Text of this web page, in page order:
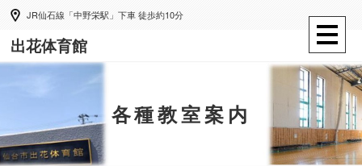
JR仙石線「中野栄駅」下車 徒歩約10分
出花体育館
各種教室案内